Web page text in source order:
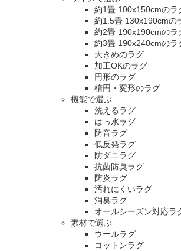
約1畳 100x150cmのラ
約1.5畳 130x190cmの
約2畳 190x190cmのラ
約3畳 190x240cmのラ
大きめのラグ
加工OKのラグ
円形のラグ
楕円・変形のラグ
機能で選ぶ
洗えるラグ
はっ水ラグ
防音ラグ
低反発ラグ
防ダニラグ
抗菌防臭ラグ
防炎ラグ
汚れにくいラグ
消臭ラグ
オールシーズン対応ラ
素材で選ぶ
ウールラグ
コットンラグ